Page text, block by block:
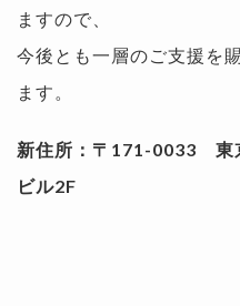
ますので、
今後とも一層のご支援を
ます。
新住所：〒171-0033 東
ビル2F